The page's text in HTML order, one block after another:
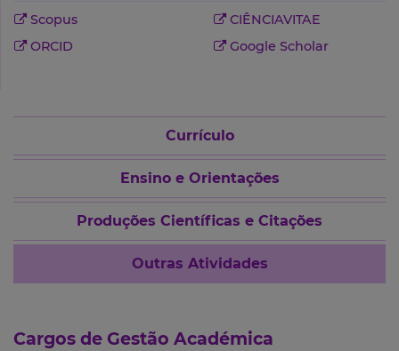
Scopus
CIÊNCIAVITAE
ORCID
Google Scholar
Currículo
Ensino e Orientações
Produções Científicas e Citações
Outras Atividades
Cargos de Gestão Académica